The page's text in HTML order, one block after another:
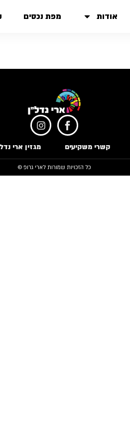
אודות מפת נכסים
קשרי משקיעים מגזין ארי
כל הזכויות שמורות לארי גרופ ©